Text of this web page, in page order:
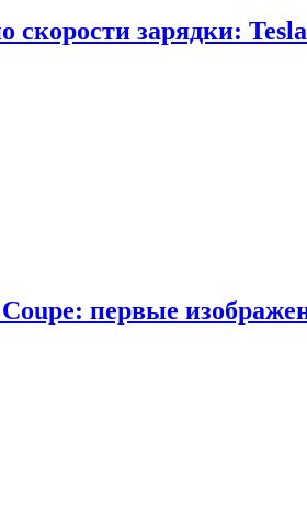
скорости зарядки:
первые